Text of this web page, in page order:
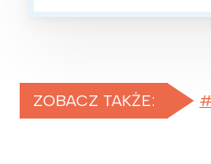
ZOBACZ TAKŻE: